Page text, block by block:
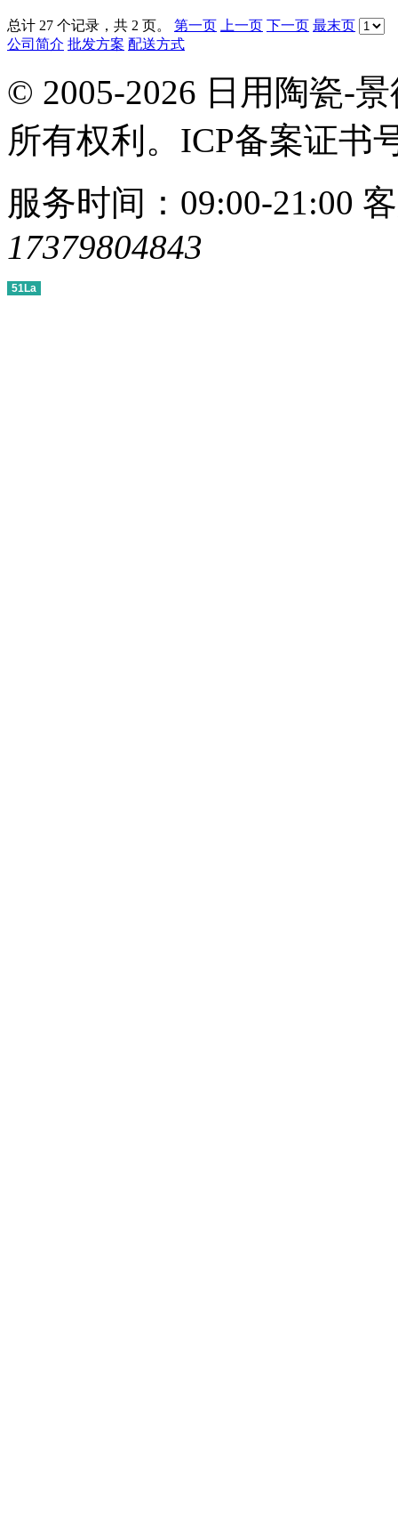
总计 27 个记录，共 2 页。 第一页 上一页 下一页 最末页
公司简介 批发方案 配送方式
© 2005-2026 日用陶瓷-
所有权利。ICP备案证书
服务时间：09:00-21:00
17379804843
51La